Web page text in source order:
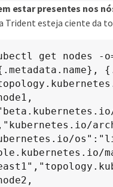
estar presentes nos
Trident esteja ciente da
get nodes -